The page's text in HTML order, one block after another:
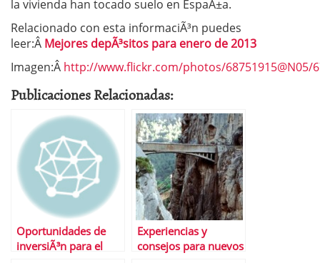
la vivienda han tocado suelo en EspaÃ±a.
Relacionado con esta informaciÃ³n puedes
leer:Â Mejores depÃ³sitos para enero de 2013
Imagen:Â http://www.flickr.com/photos/68751915@N05/
Publicaciones Relacionadas:
Oportunidades de
inversiÃ³n para el
Experiencias y
consejos para nuevos